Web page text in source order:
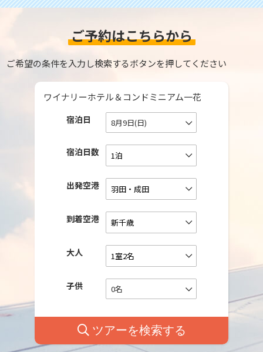
ご予約はこちらから
ご希望の条件を入力し検索するボタンを押してください
ワイナリーホテル＆コンドミニアム一花
宿泊日 8月9日(日)
宿泊日数
出発空港
到着空港
大人
子供 0名